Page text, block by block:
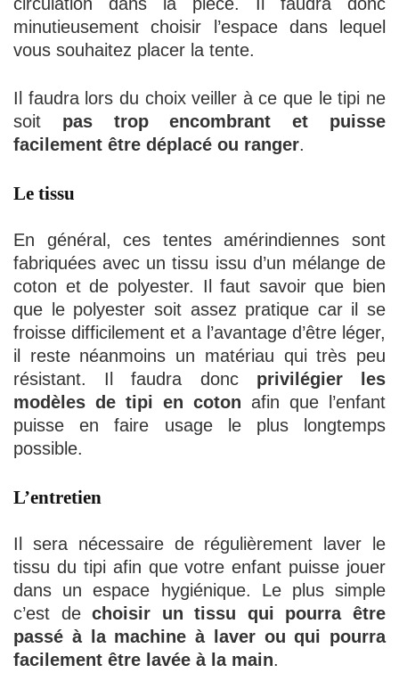
minutieusement choisir l’espace dans lequel
vous souhaitez placer la tente.
Il faudra lors du choix veiller à ce que le tipi ne
soit pas trop encombrant et puisse
facilement être déplacé ou ranger.
Le tissu
En général, ces tentes amérindiennes sont
fabriquées avec un tissu issu d’un mélange de
coton et de polyester. Il faut savoir que bien
que le polyester soit assez pratique car il se
froisse difficilement et a l’avantage d’être léger,
il reste néanmoins un matériau qui très peu
résistant. Il faudra donc privilégier les
modèles de tipi en coton afin que l’enfant
puisse en faire usage le plus longtemps
possible.
L’entretien
Il sera nécessaire de régulièrement laver le
tissu du tipi afin que votre enfant puisse jouer
dans un espace hygiénique. Le plus simple
c’est dechoisir un tissu qui pourra être
passé à la machine à laver ou qui pourra
facilement être lavée à la main.